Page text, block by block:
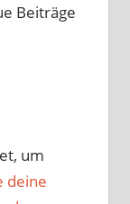
Beiträge
um
deine